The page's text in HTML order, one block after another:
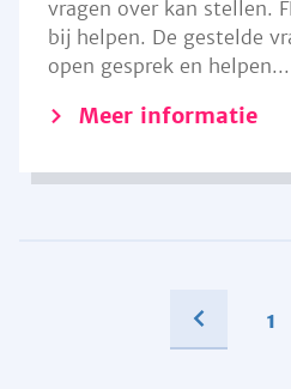
vragen over kan stellen.
bij helpen. De gestelde
open gesprek en helpen...
Meer informatie
1